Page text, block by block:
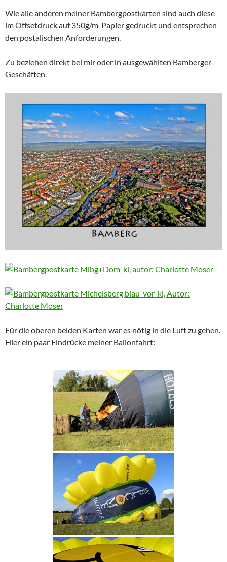
Wie alle anderen meiner Bambergpostkarten sind auch diese
im Offsetdruck auf 350g/m-Papier gedruckt und entsprechen
den postalischen Anforderungen.
Zu beziehen direkt bei mir oder in ausgewählten Bamberger
Geschäften.
Für die oberen beiden Karten war es nötig in die Luft zu gehen.
Hier ein paar Eindrücke meiner Ballonfahrt: